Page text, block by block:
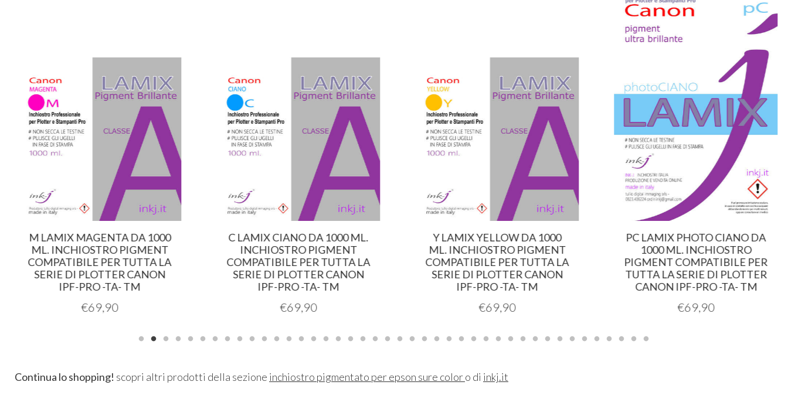
M LAMIX MAGENTA DA 1000
ML. INCHIOSTRO PIGMENT
COMPATIBILE PER TUTTA LA
SERIE DI PLOTTER CANON
IPF-PRO -TA- TM
€69,90
C LAMIX CIANO DA 1000 ML.
INCHIOSTRO PIGMENT
COMPATIBILE PER TUTTA LA
SERIE DI PLOTTER CANON
IPF-PRO -TA- TM
€69,90
Y LAMIX YELLOW DA 1000
ML. INCHIOSTRO PIGMENT
COMPATIBILE PER TUTTA LA
SERIE DI PLOTTER CANON
IPF-PRO -TA- TM
€69,90
PC LAMIX PHOTO CIANO DA
1000 ML. INCHIOSTRO
PIGMENT COMPATIBILE PER
TUTTA LA SERIE DI PLOTTER
CANON IPF-PRO -TA- TM
€69,90
Continua lo shopping! scopri altri prodotti della sezione inchiostro pigmentato per epson sure coloro di inkj.it